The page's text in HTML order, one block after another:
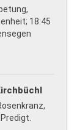
18:45